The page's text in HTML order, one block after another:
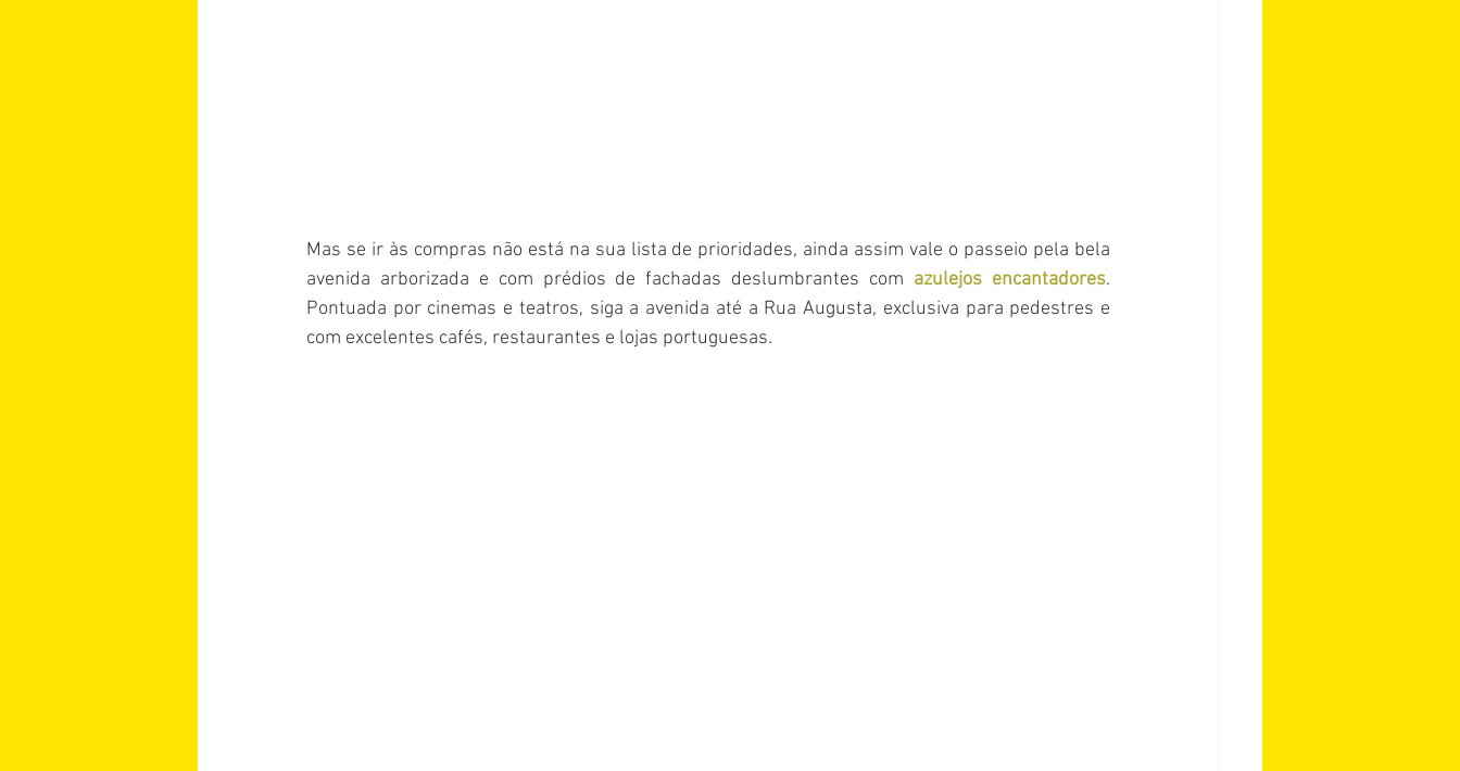
Mas se ir às compras não está na sua lista de prioridades, ainda assim vale o passeio pela bela
avenida arborizada e com prédios de fachadas deslumbrantes com azulejos encantadores.
Pontuada por cinemas e teatros, siga a avenida até a Rua Augusta, exclusiva para pedestres e
com excelentes cafés, restaurantes e lojas portuguesas.